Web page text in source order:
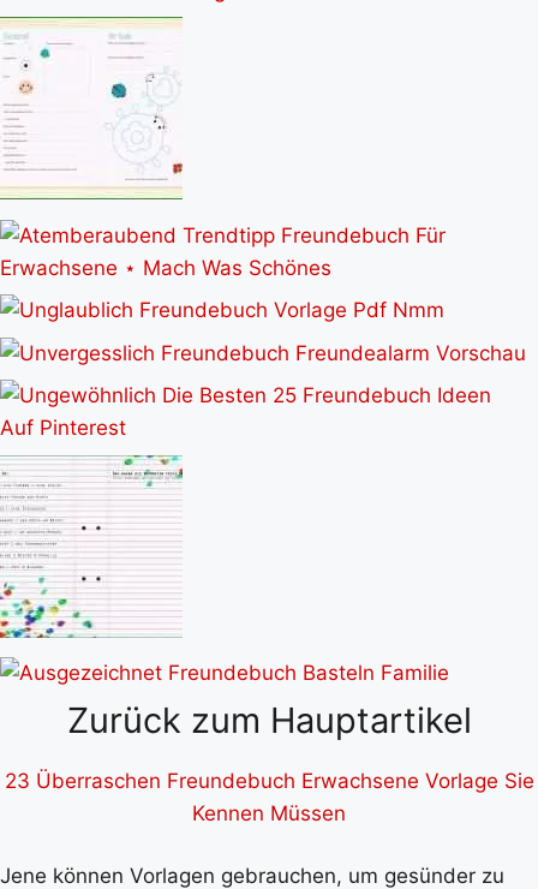
Zurück zum Hauptartikel
23 Überraschen Freundebuch Erwachsene Vorlage Sie
Kennen Müssen
Jene können Vorlagen gebrauchen, um gesünder zu